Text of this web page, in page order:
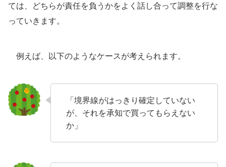
ては、どちらが責任を負うかをよく話し合って調整を行な
っていきます。
例えば、以下のようなケースが考えられます。
「境界線がはっきり確定していない
が、それを承知で買ってもらえない
か」